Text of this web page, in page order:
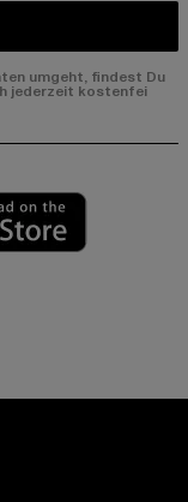
umgeht, findest Du
jederzeit kostenfei